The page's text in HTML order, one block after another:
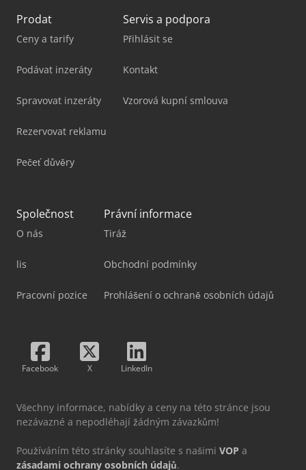
Prodat
Ceny a tarify
Podávat inzeráty
Spravovat inzeráty
Rezervovat reklamu
Pečeť důvěry
Servis a podpora
Přihlásit se
Kontakt
Vzorová kupní smlouva
Společnost
O nás
lis
Pracovní pozice
Právní informace
Tiráž
Obchodní podmínky
Prohlášení o ochraně osobních údajů
Facebook X LinkedIn
Všechny informace, nabídky a ceny na této stránce jsou
nezávazné a nepodléhají žádným závazkům!
Používáním této stránky souhlasíte s našimi VOP a
zásadami ochrany osobních údajů.